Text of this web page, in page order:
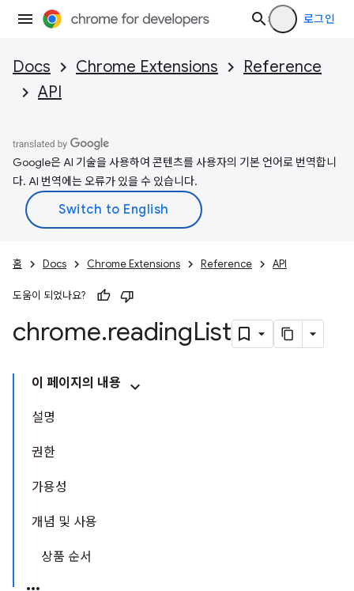
로그인
Docs Chrome Extensions
Reference
API
Google은 AI 기술을 사용하여 콘텐츠를 사용자의 기본 언어로 번역합니
다. AI 번역에는 오류가 있을 수 있습니다.
홈 Docs Chrome Extensions Reference API
도움이 되었나요?
chrome.readingList
이 페이지의 내용
설명
권한
가용성
개념 및 사용
상품 순서